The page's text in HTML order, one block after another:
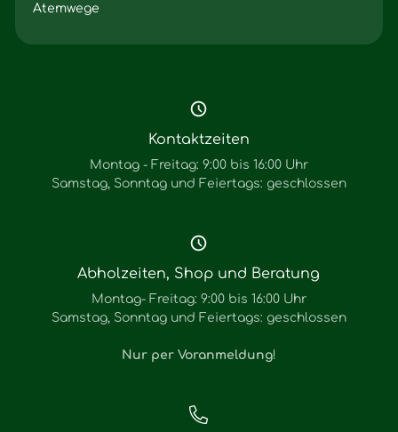
Atemwege
Kontaktzeiten
Montag - Freitag: 9:00 bis 16:00 Uhr
Samstag, Sonntag und Feiertags: geschlossen
Abholzeiten, Shop und Beratung
Montag- Freitag: 9:00 bis 16:00 Uhr
Samstag, Sonntag und Feiertags: geschlossen
Nur per Voranmeldung!